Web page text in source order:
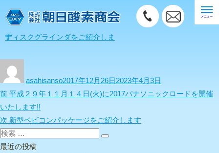
ディスクグラインダをご紹介します
稿
者
asahisanso稿
日:
2017年12月26日2023年4月3日
投
稿
ナ
ビ
ゲ
前 前
の
投
稿:
平成２９年１１月１４日(火)に2017パナソニックロードを開催
いたします!!
次 次
の
投
新型ベビコンパッケージをご紹介します
検
索:
検
最近の投稿